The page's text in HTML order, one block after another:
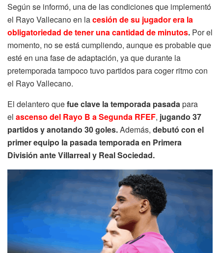
Según se informó, una de las condiciones que implementó
el Rayo Vallecano en lacesión de su jugador era la
obligatoriedad de tener una cantidad de minutos. Por el
momento, no se está cumpliendo, aunque es probable que
esté en una fase de adaptación, ya que durante la
pretemporada tampoco tuvo partidos para coger ritmo con
el Rayo Vallecano.
El delantero quefue clave la temporada pasadapara
el ascenso del Rayo B a Segunda RFEF, jugando 37
partidos y anotando 30 goles.Además, debutó con el
primer equipo la pasada temporada en Primera
División ante Villarreal y Real Sociedad.